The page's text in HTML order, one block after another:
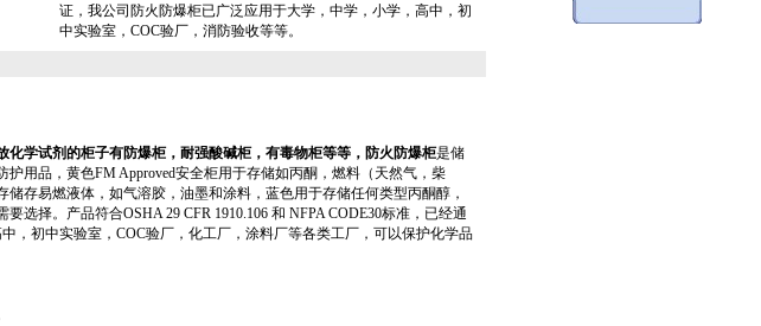
证，我公司防火防爆柜已广泛应用于大学，中学，小学，高中，初
中实验室，COC验厂，消防验收等等。
化学试剂的柜子有防爆柜，耐强酸碱柜，有毒物柜等等， 防火防爆柜是储
护用品，黄色FM Approved安全柜用于存储如丙酮，燃料（天然气，柴
储存易燃液体，如气溶胶，油墨和涂料，蓝色用于存储任何类型丙酮醇，
选择。产品符合OSHA 29 CFR 1910.106 和 NFPA CODE30标准，已经通
，初中实验室，COC验厂，化工厂，涂料厂等各类工厂，可以保护化学品